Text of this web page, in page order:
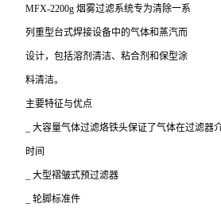
MFX-2200g烟雾过滤系统专为清除一系
列重型台式焊接设备中的气体和蒸汽而
设计，包括溶剂清洁、粘合剂和保型涂
料清洁。
主要特征与优点
_大容量气体过滤烙铁头保证了气体在过滤器
时间
_大型褶皱式预过滤器
_轮脚标准件